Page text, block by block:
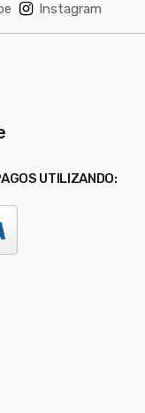
Instagram
UTILIZANDO: